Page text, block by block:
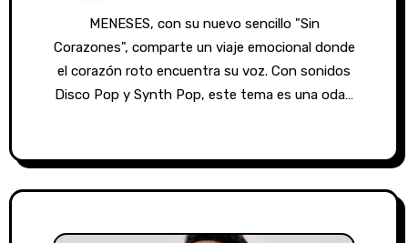
MENESES, con su nuevo sencillo "Sin
Corazones", comparte un viaje emocional donde
el corazón roto encuentra su voz. Con sonidos
Disco Pop y Synth Pop, este tema es una oda…